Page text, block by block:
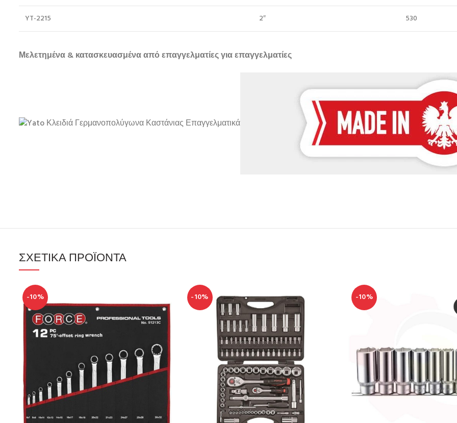
YT-2215 2″ 530
Μελετημένα & κατασκευασμένα από επαγγελματίες για επαγγελματίες
ΣΧΕΤΙΚΆ ΠΡΟΪΌΝΤΑ
-10% -10% -10%